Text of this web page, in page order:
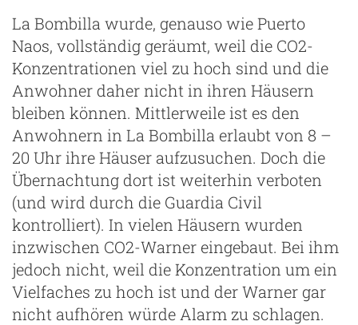
La Bombilla wurde, genauso wie Puerto
Naos, vollständig geräumt, weil die CO2-
Konzentrationen viel zu hoch sind und die
Anwohner daher nicht in ihren Häusern
bleiben können. Mittlerweile ist es den
Anwohnern in La Bombilla erlaubt von 8 –
20 Uhr ihre Häuser aufzusuchen. Doch die
Übernachtung dort ist weiterhin verboten
(und wird durch die Guardia Civil
kontrolliert). In vielen Häusern wurden
inzwischen CO2-Warner eingebaut. Bei ihm
jedoch nicht, weil die Konzentration um ein
Vielfaches zu hoch ist und der Warner gar
nicht aufhören würde Alarm zu schlagen.